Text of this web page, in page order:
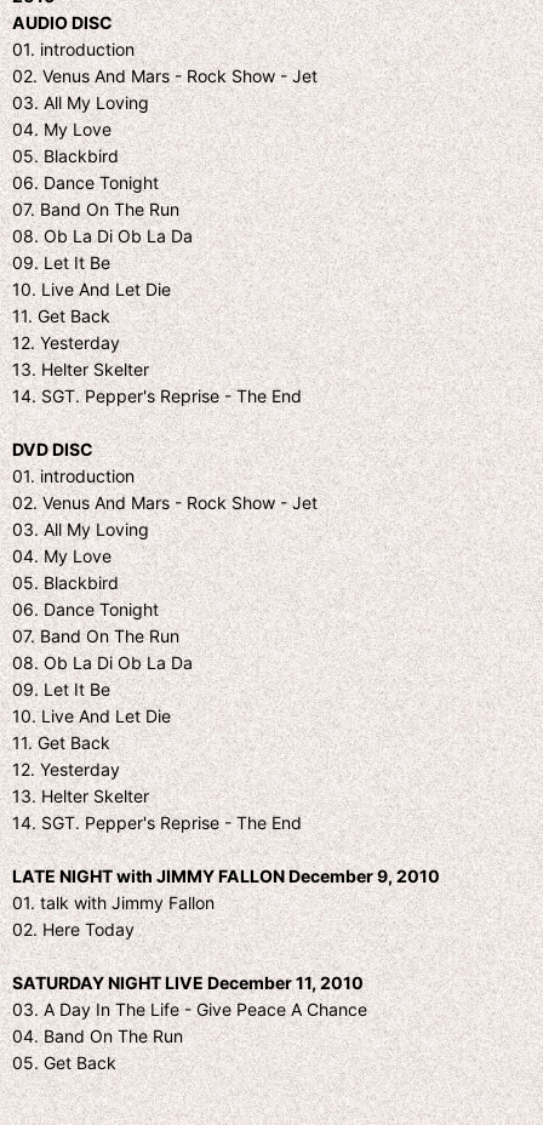
AUDIO DISC
01. introduction
02. Venus And Mars - Rock Show - Jet
03. All My Loving
04. My Love
05. Blackbird
06. Dance Tonight
07. Band On The Run
08. Ob La Di Ob La Da
09. Let It Be
10. Live And Let Die
11. Get Back
12. Yesterday
13. Helter Skelter
14. SGT. Pepper's Reprise - The End
DVD DISC
01. introduction
02. Venus And Mars - Rock Show - Jet
03. All My Loving
04. My Love
05. Blackbird
06. Dance Tonight
07. Band On The Run
08. Ob La Di Ob La Da
09. Let It Be
10. Live And Let Die
11. Get Back
12. Yesterday
13. Helter Skelter
14. SGT. Pepper's Reprise - The End
LATE NIGHT with JIMMY FALLON December 9, 2010
01. talk with Jimmy Fallon
02. Here Today
SATURDAY NIGHT LIVE December 11, 2010
03. A Day In The Life - Give Peace A Chance
04. Band On The Run
05. Get Back